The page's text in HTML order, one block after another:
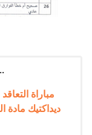
ديداكتيك مادة